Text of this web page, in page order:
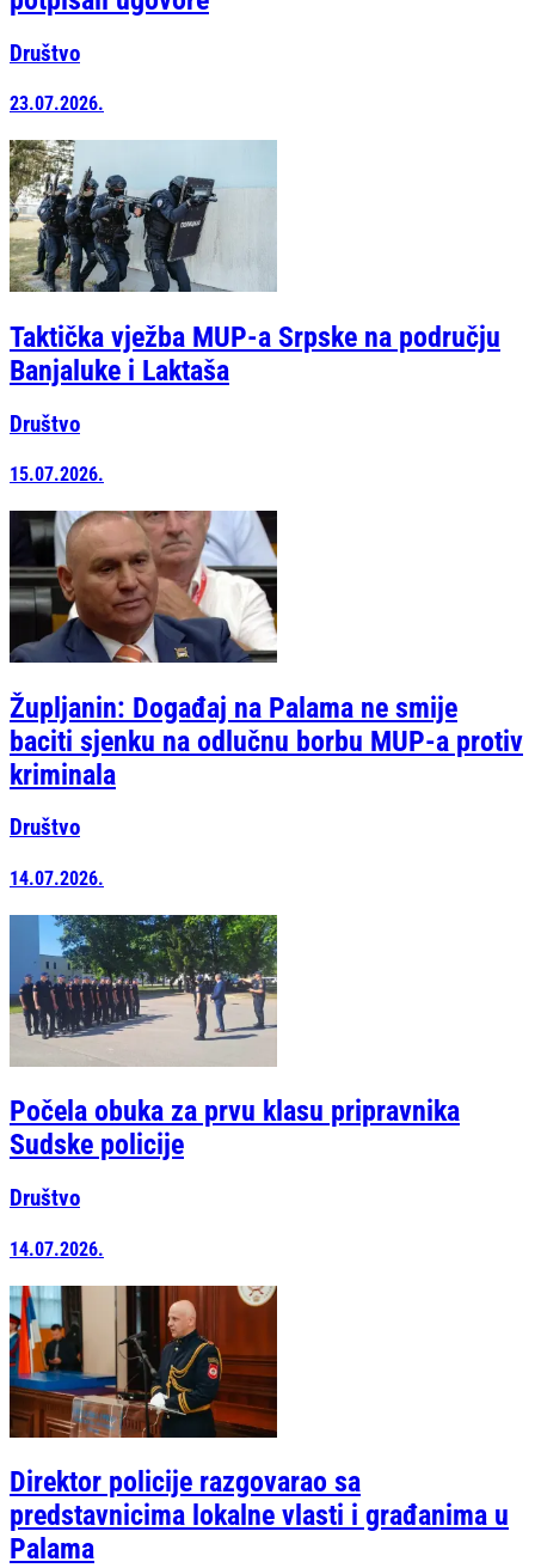
Društvo
23.07.2026.
Taktička vježba MUP-a Srpske na području
Banjaluke i Laktaša
Društvo
15.07.2026.
Župljanin: Događaj na Palama ne smije
baciti sjenku na odlučnu borbu MUP-a protiv
kriminala
Društvo
14.07.2026.
Počela obuka za prvu klasu pripravnika
Sudske policije
Društvo
14.07.2026.
Direktor policije razgovarao sa
predstavnicima lokalne vlasti i građanima u
Palama